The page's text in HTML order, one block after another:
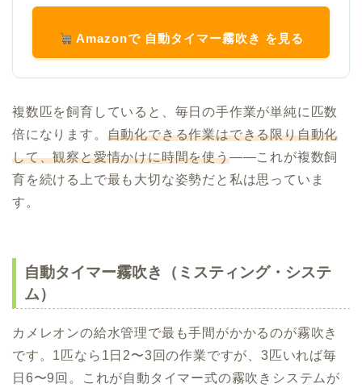
Amazonで 自動タイマー霧吹き を見る
複数匹を飼育していると、毎日の手作業が単純に匹数
倍になります。 自動化できる作業はできる限り自動化
して、観察と愛情かけに時間を使う——これが複数飼
育を続ける上で最も大切な姿勢だと私は思っていま
す。
自動タイマー霧吹き（ミスティング・システ
ム）
カメレオンの給水管理で最も手間がかかるのが霧吹き
です。1匹なら1日2〜3回の作業ですが、3匹いれば毎
日6〜9回。これが自動タイマー式の霧吹きシステムが